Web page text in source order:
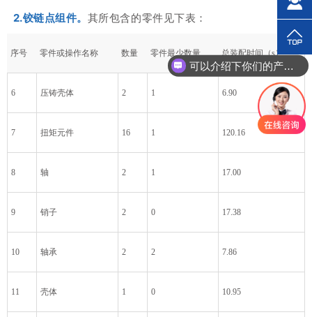
2.铰链点组件。 其所包含的零件见下表：
序号 零件或操作名称 数量 零件最少数量 总装配时间（s）
6 压铸壳体 2 1 6.90
7 扭矩元件 16 1 120.16
8 轴 2 1 17.00
9 销子 2 0 17.38
10‍ 轴承 2 2 7.86
11 壳体 1 0 10.95
可以介绍下你们的产品么？